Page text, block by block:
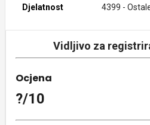
Djelatnost
4399 -
Vidljivo za
Ocjena
?/10